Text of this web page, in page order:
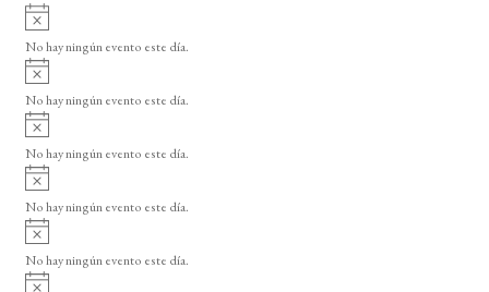
e
E
v
e
n
t
o
s
o
A
v
i
o
No hay ningún evento este día.
A
v
i
o
No hay ningún evento este día.
A
v
i
o
No hay ningún evento este día.
A
v
i
o
No hay ningún evento este día.
A
v
i
No hay ningún evento este día.
A